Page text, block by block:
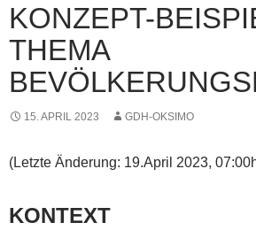
KONZEPT-
THEMA
15. APRIL 2023 GDH-OKSIMO
(Letzte Änderung: 19.April 2023,
KONTEXT